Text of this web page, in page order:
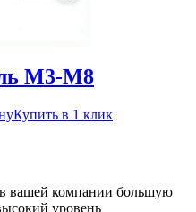
М3-М8
Купить в 1 клик
вашей компании большую
уровень